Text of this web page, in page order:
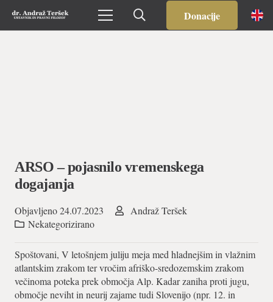
Donacije
ARSO – pojasnilo vremenskega
dogajanja
Objavljeno24.07.2023
Andraž Teršek
Nekategorizirano
Spoštovani, V letošnjem juliju meja med hladnejšim in vlažnim
atlantskim zrakom ter vročim afriško-sredozemskim zrakom
večinoma poteka prek območja Alp. Kadar zaniha proti jugu,
območje neviht in neurij zajame tudi Slovenijo (npr. 12. in